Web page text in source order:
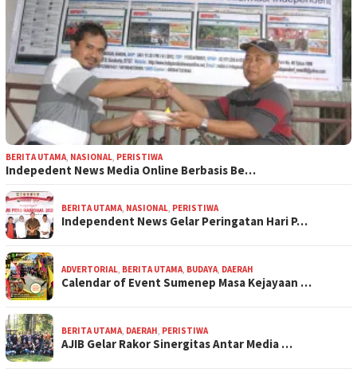
BERITA UTAMA NASIONAL PERISTIWA
Indepedent News Media Online Berbasis Be…
BERITA UTAMA NASIONAL PERISTIWA
Independent News Gelar Peringatan Hari P…
ADVERTORIAL BERITA UTAMA BUDAYA DAERAH
Calendar of Event Sumenep Masa Kejayaan …
BERITA UTAMA DAERAH PERISTIWA
AJIB Gelar Rakor Sinergitas Antar Media …